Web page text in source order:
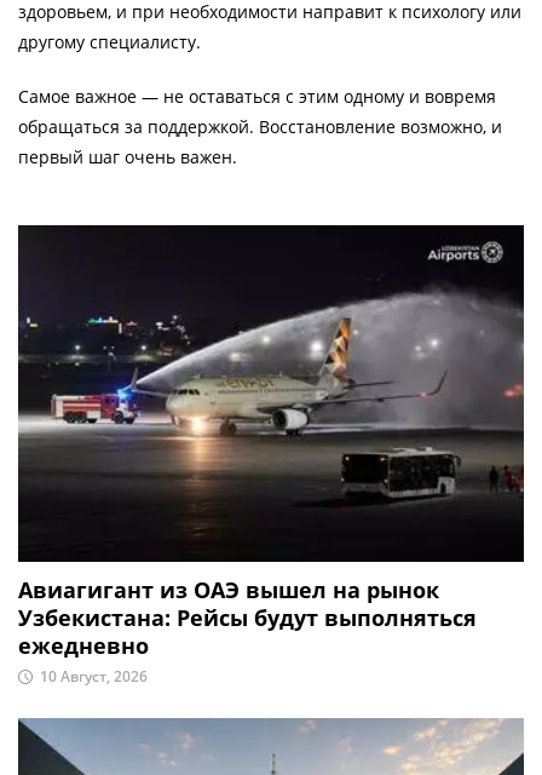
здоровьем, и при необходимости направит к психологу или
другому специалисту.
Самое важное — не оставаться с этим одному и вовремя
обращаться за поддержкой. Восстановление возможно, и
первый шаг очень важен.
Авиагигант из ОАЭ вышел на рынок
Узбекистана: Рейсы будут выполняться
ежедневно
10 Август, 2026